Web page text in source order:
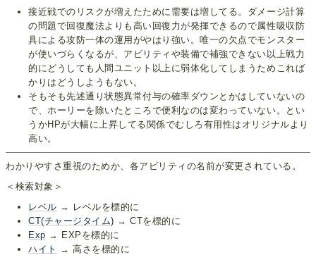
接近戦でのリスクが増えたために需要は増してる。ダメージ計算
の問題で回復魔法よりも高い回復力が発揮できるので属性吸収防
具による攻防一体の運用がやはり強い。唯一の欠点でモンスター
が使いづらくなるが、アビリティや装備で補強できない以上戦力
的にどうしても人間ユニット以上に弱体化してしまうためこれば
かりはどうしようもない。
そもそも先述通り状態異常付与の確率ダウンとかはしていないの
で、ホーリーを除いたところで便利なのは変わっていない。とい
うかHPが大幅に上昇してる関係でむしろ有用性はオリジナルより
高い。
わかりやすさ重視のためか、各アビリティの名前が変更されている。
＜検索対象＞
レベル → レベルを標的に
CT(チャージタイム) → CTを標的に
Exp → EXPを標的に
ハイト
→ 高さを標的に